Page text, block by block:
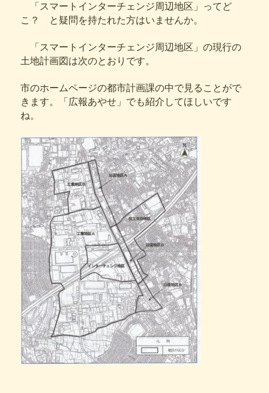
「スマートインターチェンジ周辺地区」ってど
こ？ と疑問を持たれた方はいませんか。
「スマートインターチェンジ周辺地区」の現行の
土地計画図は次のとおりです。
市のホームページの都市計画課の中で見ることがで
きます。「広報あやせ」でも紹介してほしいです
ね。